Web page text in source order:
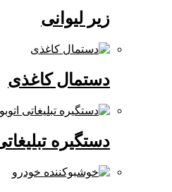
زیر لیوانی
دستمال کاغذی
دستگیره تبلیغاتی اتوبوس